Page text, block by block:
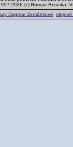
2026 (c) Roman Brzuska.
Dagmar Zemánkové olejové